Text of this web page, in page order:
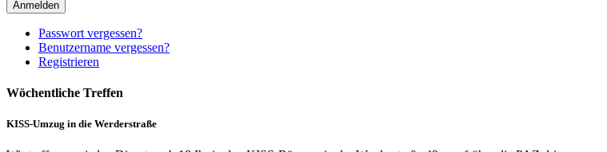
Anmelden
Passwort vergessen?
Benutzername vergessen?
Registrieren
Wöchentliche Treffen
KISS-Umzug in die Werderstraße